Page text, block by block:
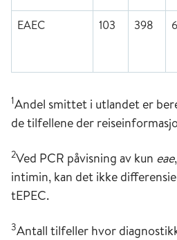
EAEC 103 398
1Andel smittet i utlandet er
de tilfellene der
2Ved PCR påvisning av kun eae
intimin, kan det ikke
tEPEC.
3Antall tilfeller hvor